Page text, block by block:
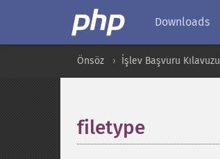
Downloads
Önsöz İşlev Başvuru Kılavuzu
filetype